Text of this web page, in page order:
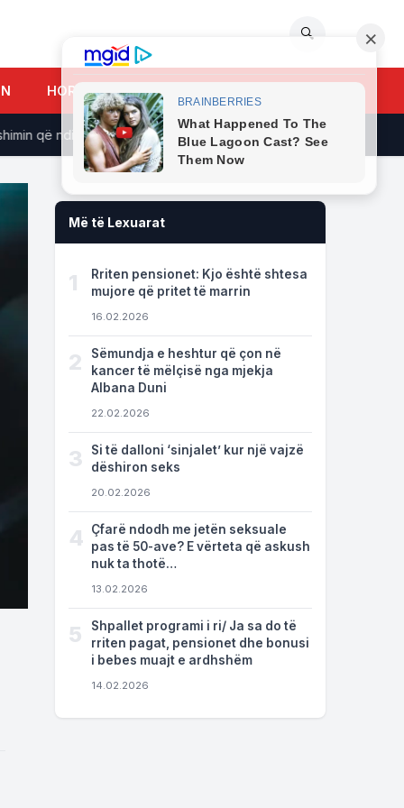
🔍
HOROSKOPI
që ndikon në shije, gatim dhe shëndet Foto/ Françeska
Më të Lexuarat
1
Rriten pensionet: Kjo është shtesa
mujore që pritet të marrin
16.02.2026
2
Sëmundja e heshtur që çon në
kancer të mëlçisë nga mjekja
Albana Duni
22.02.2026
3
Si të dalloni ‘sinjalet’ kur një vajzë
dëshiron seks
20.02.2026
4
Çfarë ndodh me jetën seksuale
pas të 50-ave? E vërteta që askush
nuk ta thotë…
13.02.2026
5
Shpallet programi i ri/ Ja sa do të
rriten pagat, pensionet dhe bonusi
i bebes muajt e ardhshëm
14.02.2026